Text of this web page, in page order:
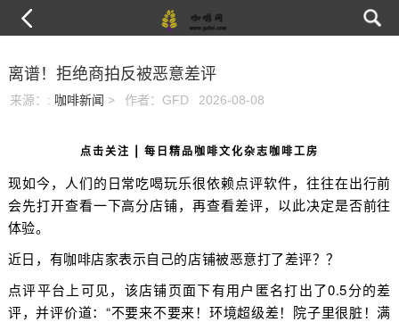
离谱！拒绝商拍反被恶意差评
来源： : 咖啡新闻 > 作者：GFD 2026-08-08
点击关注 | 每日精品咖啡文化杂志咖啡工房
现如今，人们的日常吃喝玩乐很依赖点评软件，往往在出行前
会先打开查看一下高分店铺，再查看差评，以此决定是否前往
体验。
近日，有咖啡店家表示自己的店铺被恶意打了差评？？
点评平台上可见，该店铺页面下有用户匿名打出了0.5分的差
评，并评价道：“不要来不要来！环境超级差！院子里很脏！满